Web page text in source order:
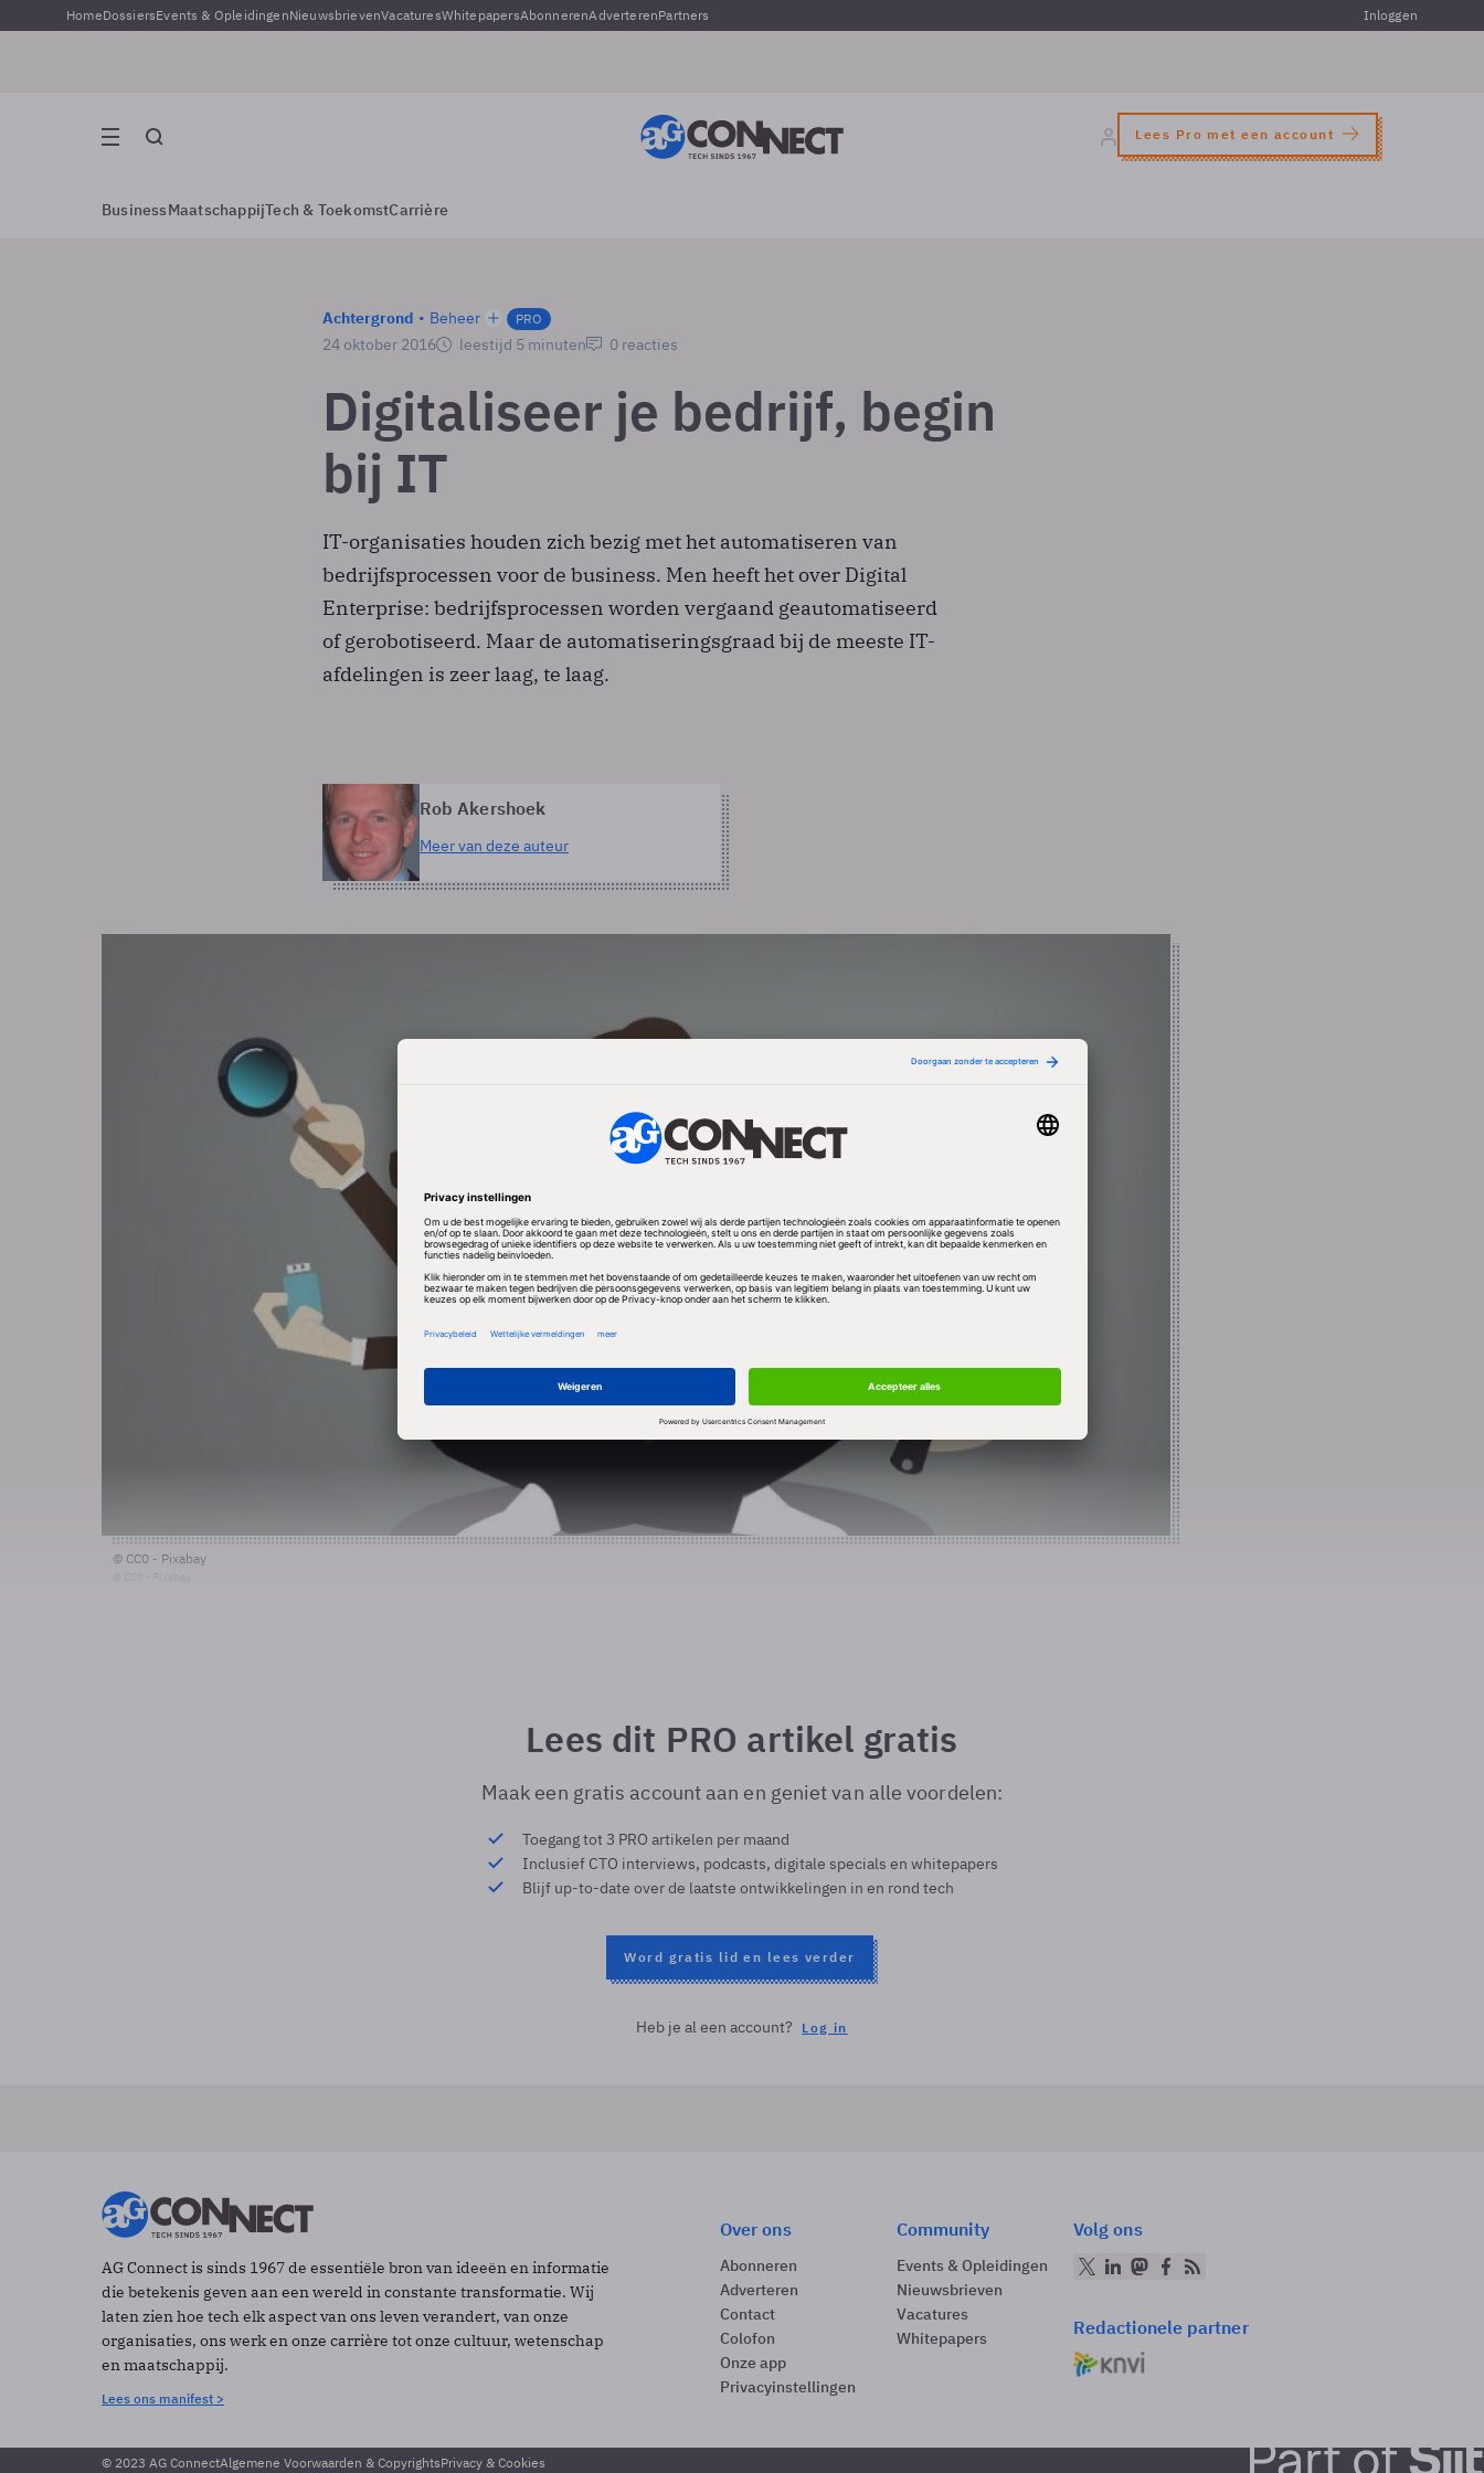
HomeDossiersEvents & OpleidingenNieuwsbrievenVacaturesWhitepapersAbonnerenAdverterenPartners Inloggen
Lees Pro met een account
BusinessMaatschappijTech & ToekomstCarrière
Achtergrond Beheer PRO
24 oktober 2016 leestijd 5 minuten 0 reacties
Digitaliseer je bedrijf, begin
bij IT
IT-organisaties houden zich bezig met het automatiseren van
bedrijfsprocessen voor de business. Men heeft het over Digital
Enterprise: bedrijfsprocessen worden vergaand geautomatiseerd
of gerobotiseerd. Maar de automatiseringsgraad bij de meeste IT-
afdelingen is zeer laag, te laag.
Rob Akershoek
Meer van deze auteur
© CC0 - Pixabay
Lees dit PRO artikel gratis
Maak een gratis account aan en geniet van alle voordelen:
Toegang tot 3 PRO artikelen per maand
Inclusief CTO interviews, podcasts, digitale specials en whitepapers
Blijf up-to-date over de laatste ontwikkelingen in en rond tech
Word gratis lid en lees verder
Heb je al een account? Log in
AG Connect is sinds 1967 de essentiële bron van ideeën en informatie
die betekenis geven aan een wereld in constante transformatie. Wij
laten zien hoe tech elk aspect van ons leven verandert, van onze
organisaties, ons werk en onze carrière tot onze cultuur, wetenschap
en maatschappij.
Lees ons manifest >
Over ons
Abonneren
Adverteren
Contact
Colofon
Onze app
Privacyinstellingen
Community
Events & Opleidingen
Nieuwsbrieven
Vacatures
Whitepapers
Volg ons
Redactionele partner
© 2023 AG ConnectAlgemene Voorwaarden & CopyrightsPrivacy & Cookies